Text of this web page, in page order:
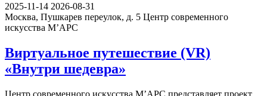
2025-11-14 2026-08-31
Москва, Пушкарев переулок, д. 5 Центр современного
искусства М’АРС
Виртуальное путешествие (VR)
«Внутри шедевра»
Центр современного искусства М’АРС представляет проект